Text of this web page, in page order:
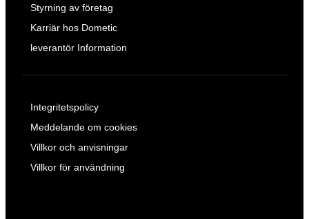
Styrning av företag
Karriär hos Dometic
leverantör Information
Integritetspolicy
Meddelande om cookies
Villkor och anvisningar
Villkor för användning